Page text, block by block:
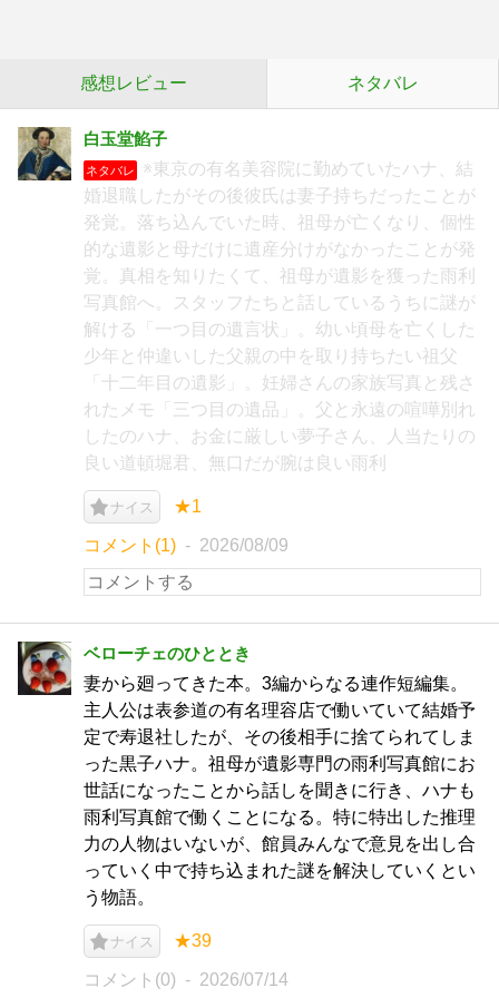
感想レビュー ネタバレ
白玉堂餡子
ネタバレ
※東京の有名美容院に勤めていたハナ、結
婚退職したがその後彼氏は妻子持ちだったことが
発覚。落ち込んでいた時、祖母が亡くなり、個性
的な遺影と母だけに遺産分けがなかったことが発
覚。真相を知りたくて、祖母が遺影を獲った雨利
写真館へ。スタッフたちと話しているうちに謎が
解ける「一つ目の遺言状」。幼い頃母を亡くした
少年と仲違いした父親の中を取り持ちたい祖父
「十二年目の遺影」。妊婦さんの家族写真と残さ
れたメモ「三つ目の遺品」。父と永遠の喧嘩別れ
したのハナ、お金に厳しい夢子さん、人当たりの
良い道頓堀君、無口だが腕は良い雨利
ナイス ★1
コメント(1) 2026/08/09
ベローチェのひととき
妻から廻ってきた本。3編からなる連作短編集。
主人公は表参道の有名理容店で働いていて結婚予
定で寿退社したが、その後相手に捨てられてしま
った黒子ハナ。祖母が遺影専門の雨利写真館にお
世話になったことから話しを聞きに行き、ハナも
雨利写真館で働くことになる。特に特出した推理
力の人物はいないが、館員みんなで意見を出し合
っていく中で持ち込まれた謎を解決していくとい
う物語。
ナイス ★39
コメント(0) 2026/07/14